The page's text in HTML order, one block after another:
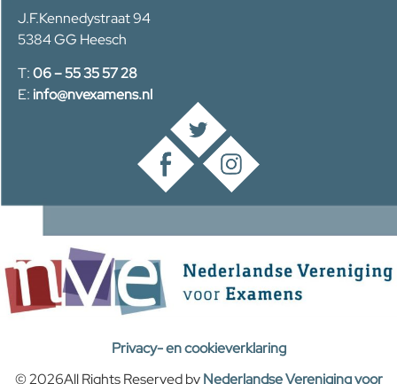
J.F.Kennedystraat 94
5384 GG Heesch
T:06 – 55 35 57 28
E:info@nvexamens.nl
Privacy- en cookieverklaring
© 2026All Rights Reserved byNederlandse Vereniging voor